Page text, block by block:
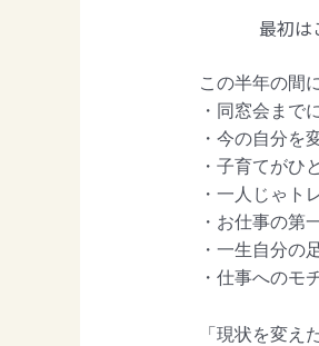
最初は
この半年の間
・同窓会まで
・今の自分を
・子育てがひ
・一人じゃト
・お仕事の第
・一生自分の
・仕事へのモ
「現状を変え